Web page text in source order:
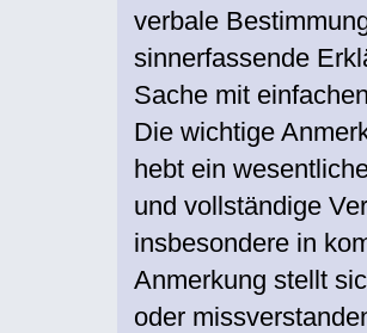
verbale
sinnerfassende
Sache mit
Die wichtige
hebt ein
und vollständige
insbesondere in
Anmerkung stellt
oder